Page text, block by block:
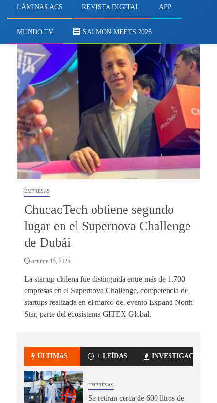
LÁMINAS ACS REVISTA DIGITAL APP
MUNDO TV SALMON MEETS 2026
GITEX Global
EMPRESAS
ChucaoTech obtiene segundo
lugar en el Supernova Challenge
de Dubái
octubre 15, 2025
La startup chilena fue distinguida entre más de 1.700
empresas en el Supernova Challenge, competencia de
startups realizada en el marco del evento Expand North
Star, parte del ecosistema GITEX Global.
ÚLTIMAS + LEÍDAS INVESTIGACIÓN
EMPRESAS
Se retiran cerca de 600 litros de